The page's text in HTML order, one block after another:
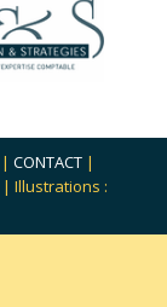
| CONTACT |
| Illustrations :